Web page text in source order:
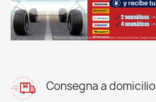
Consegna a domicilio